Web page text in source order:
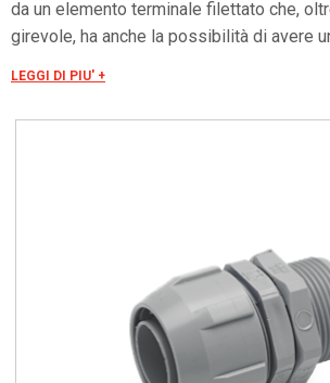
da un elemento terminale filettato che,
girevole, ha anche la possibilità di avere
corpo del raccordo, questo avvitamento
rischio di danneggiamento del
GAS cilindrico UNI ISO 228, completo di
sono forniti con controdado. Colore: grigio
LEGGI DI PIU' +